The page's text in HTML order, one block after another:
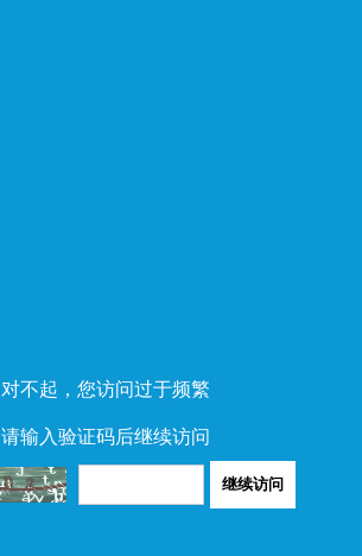
对不起，您访问过于频繁
请输入验证码后继续访问
继续访问